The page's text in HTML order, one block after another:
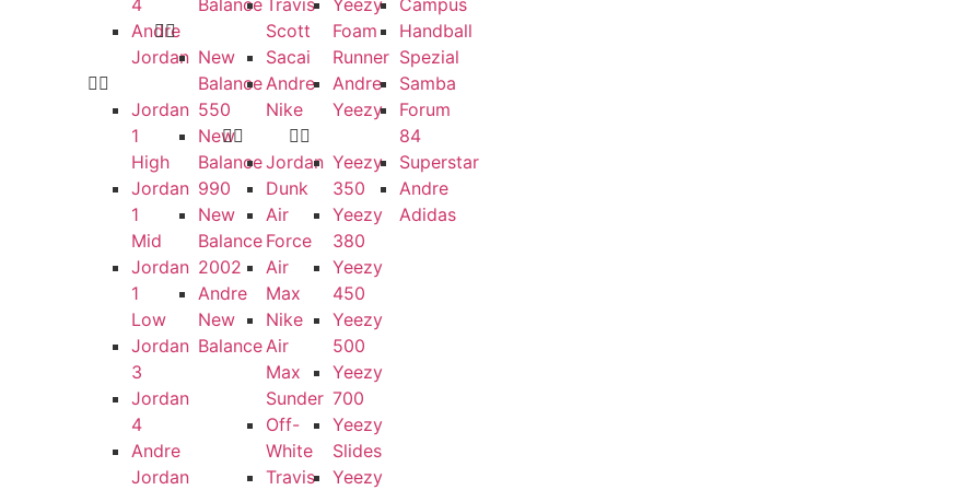
4
Andre
Jordan
Jordan
1
High
Jordan
1
Mid
Jordan
1
Low
Jordan
3
Jordan
4
Andre
Jordan
Balance
New
Balance
550
New
Balance
990
New
Balance
2002
Andre
New
Balance
Travis
Scott
Sacai
Andre
Nike
Jordan
Dunk
Air
Force
Air
Max
Nike
Air
Max
Sunder
Off-
White
Travis
Yeezy
Foam
Runner
Andre
Yeezy
Yeezy
350
Yeezy
380
Yeezy
450
Yeezy
500
Yeezy
700
Yeezy
Slides
Yeezy
Campus
Handball
Spezial
Samba
Forum
84
Superstar
Andre
Adidas